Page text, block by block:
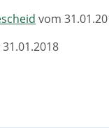
vom